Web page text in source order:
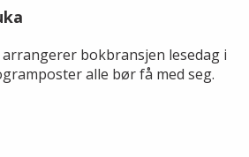
bokbransjen lesedag i
alle bør få med seg.